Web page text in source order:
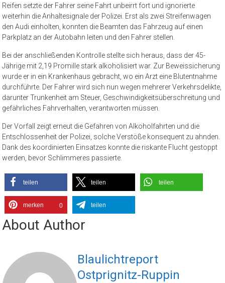
Reifen setzte der Fahrer seine Fahrt unbeirrt fort und ignorierte
weiterhin die Anhaltesignale der Polizei. Erst als zwei Streifenwagen
den Audi einholten, konnten die Beamten das Fahrzeug auf einen
Parkplatz an der Autobahn leiten und den Fahrer stellen.
Bei der anschließenden Kontrolle stellte sich heraus, dass der 45-
Jährige mit 2,19 Promille stark alkoholisiert war. Zur Beweissicherung
wurde er in ein Krankenhaus gebracht, wo ein Arzt eine Blutentnahme
durchführte. Der Fahrer wird sich nun wegen mehrerer Verkehrsdelikte,
darunter Trunkenheit am Steuer, Geschwindigkeitsüberschreitung und
gefährliches Fahrverhalten, verantworten müssen.
Der Vorfall zeigt erneut die Gefahren von Alkoholfahrten und die
Entschlossenheit der Polizei, solche Verstöße konsequent zu ahnden.
Dank des koordinierten Einsatzes konnte die riskante Flucht gestoppt
werden, bevor Schlimmeres passierte.
teilen teilen teilen
merken 0 teilen
About Author
Blaulichtreport
Ostprignitz-Ruppin